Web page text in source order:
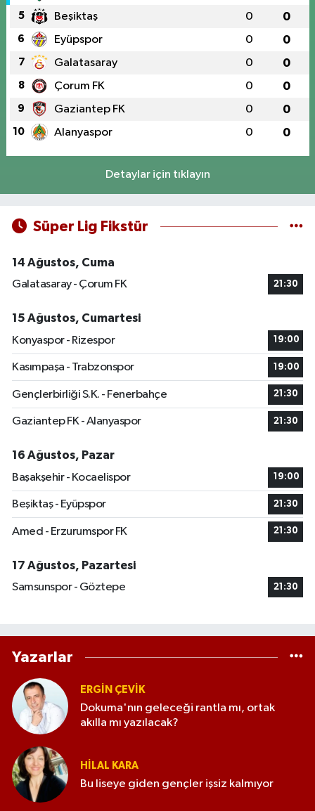
5 Beşiktaş 0 0
6 Eyüpspor 0 0
7 Galatasaray 0 0
8 Çorum FK 0 0
9 Gaziantep FK 0 0
10 Alanyaspor 0 0
Detaylar için tıklayın
Süper Lig Fikstür
14 Ağustos, Cuma
Galatasaray - Çorum FK
21:30
15 Ağustos, Cumartesi
Konyaspor - Rizespor
19:00
Kasımpaşa - Trabzonspor 19:00
Gençlerbirliği S.K. - Fenerbahçe 21:30
Gaziantep FK - Alanyaspor 21:30
16 Ağustos, Pazar
Başakşehir - Kocaelispor
19:00
Beşiktaş - Eyüpspor 21:30
Amed - Erzurumspor FK 21:30
17 Ağustos, Pazartesi
Samsunspor - Göztepe
21:30
Yazarlar
ERGIN ÇEVİK
Dokuma'nın geleceği rantla mı, ortak
akılla mı yazılacak?
HILAL KARA
Bu liseye giden gençler işsiz kalmıyor